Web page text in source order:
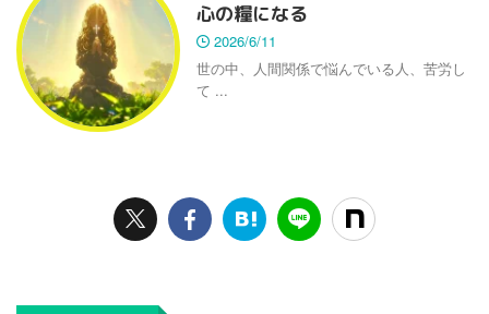
心の糧になる
2026/6/11
世の中、人間関係で悩んでいる人、苦労し
て ...